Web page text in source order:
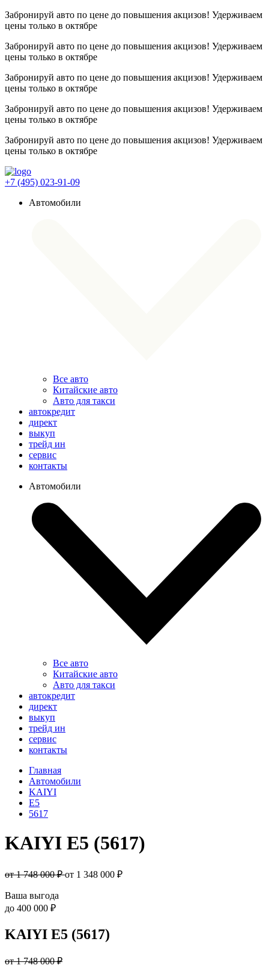
Забронируй авто по цене до повышения акцизов! Удерживаем
цены только в октябре
Забронируй авто по цене до повышения акцизов! Удерживаем
цены только в октябре
Забронируй авто по цене до повышения акцизов! Удерживаем
цены только в октябре
Забронируй авто по цене до повышения акцизов! Удерживаем
цены только в октябре
Забронируй авто по цене до повышения акцизов! Удерживаем
цены только в октябре
+7 (495) 023-91-09
Автомобили
Все авто
Китайские авто
Авто для такси
автокредит
директ
выкуп
трейд ин
сервис
контакты
Автомобили
Все авто
Китайские авто
Авто для такси
автокредит
директ
выкуп
трейд ин
сервис
контакты
Главная
Автомобили
KAIYI
E5
5617
KAIYI E5 (5617)
от 1 748 000 ₽от 1 348 000 ₽
Ваша выгода
до 400 000 ₽
KAIYI E5 (5617)
от 1 748 000 ₽